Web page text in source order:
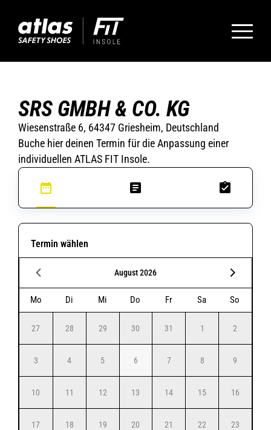
SRS GMBH & CO. KG
Wiesenstraße 6, 64347 Griesheim, Deutschland
Buche hier deinen Termin für die Anpassung einer
individuellen ATLAS FIT Insole.
Termin wählen
August 2026
Mo Di Mi Do Fr Sa So
27 28 29 30 31 1 2
3 4 5 6 7 8 9
10 11 12 13 14 15 16
17 18 19 20 21 22 23